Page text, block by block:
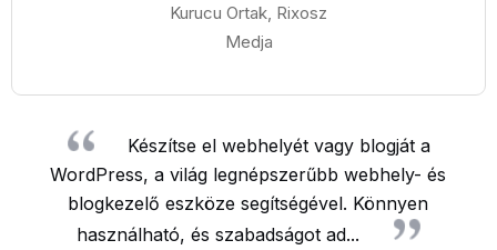
Kurucu Ortak, Rixosz
Medja
Készítse el webhelyét vagy blogját a
WordPress, a világ legnépszerűbb webhely- és
blogkezelő eszköze segítségével. Könnyen
használható, és szabadságot ad...